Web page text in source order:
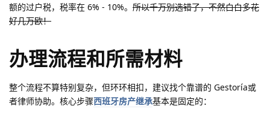
额的过户税，税率在 6% - 10%。 所以千万别选错了，不然白白多花
好几万欧！
办理流程和所需材料
整个流程不算特别复杂，但环环相扣，建议找个靠谱的 Gestoría或
者律师协助。核心步骤西班牙房产继承基本是固定的：